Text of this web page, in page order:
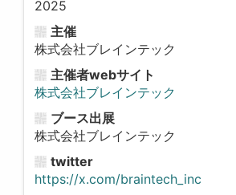
2025
主催
株式会社ブレインテック
主催者webサイト
株式会社ブレインテック
ブース出展
株式会社ブレインテック
twitter
https://x.com/braintech_inc